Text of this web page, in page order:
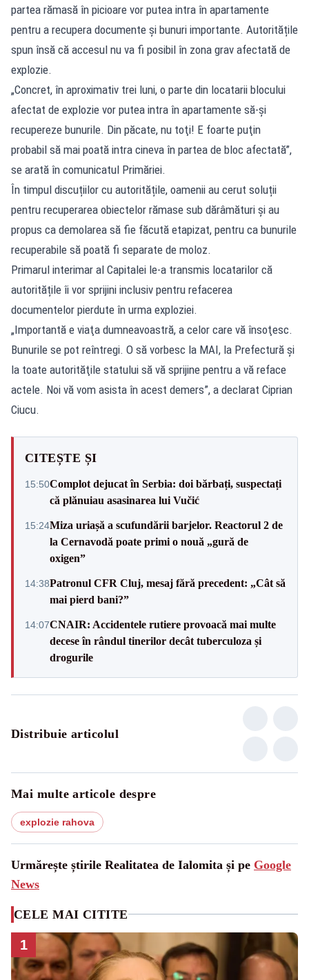
partea rămasă în picioare vor putea intra în apartamente
pentru a recupera documente și bunuri importante. Autoritățile
spun însă că accesul nu va fi posibil în zona grav afectată de
explozie.
„Concret, în aproximativ trei luni, o parte din locatarii blocului
afectat de explozie vor putea intra în apartamente să-şi
recupereze bunurile. Din păcate, nu toţi! E foarte puţin
probabil să mai poată intra cineva în partea de bloc afectată”,
se arată în comunicatul Primăriei.
În timpul discuțiilor cu autoritățile, oamenii au cerut soluții
pentru recuperarea obiectelor rămase sub dărâmături și au
propus ca demolarea să fie făcută etapizat, pentru ca bunurile
recuperabile să poată fi separate de moloz.
Primarul interimar al Capitalei le-a transmis locatarilor că
autoritățile îi vor sprijini inclusiv pentru refacerea
documentelor pierdute în urma exploziei.
„Importantă e viaţa dumneavoastră, a celor care vă însoţesc.
Bunurile se pot reîntregi. O să vorbesc la MAI, la Prefectură şi
la toate autorităţile statului să vă sprijine pentru a vă reface
actele. Noi vă vom asista în acest demers”, a declarat Ciprian
Ciucu.
CITEȘTE ȘI
15:50Complot dejucat în Serbia: doi bărbați, suspectați
că plănuiau asasinarea lui Vučić
15:24Miza uriașă a scufundării barjelor. Reactorul 2 de
la Cernavodă poate primi o nouă „gură de
oxigen”
14:38Patronul CFR Cluj, mesaj fără precedent: „Cât să
mai pierd bani?”
14:07CNAIR: Accidentele rutiere provoacă mai multe
decese în rândul tinerilor decât tuberculoza și
drogurile
Distribuie articolul
Mai multe articole despre
explozie rahova
Urmărește știrile Realitatea de Ialomita și pe Google
News
CELE MAI CITITE
1